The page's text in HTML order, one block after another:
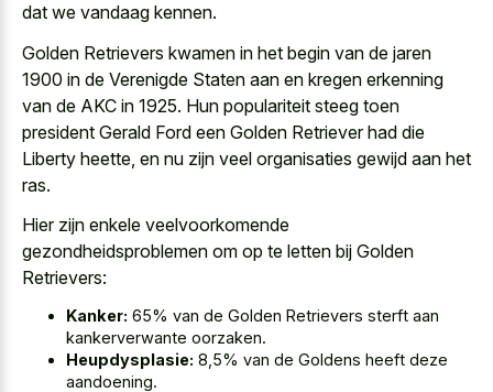
dat we vandaag kennen.
Golden Retrievers kwamen in het begin van de jaren
1900 in de Verenigde Staten aan en kregen erkenning
van de AKC in 1925. Hun populariteit steeg toen
president Gerald Ford een Golden Retriever had die
Liberty heette, en nu zijn veel organisaties gewijd aan het
ras.
Hier zijn enkele veelvoorkomende
gezondheidsproblemen om op te letten bij Golden
Retrievers:
Kanker: 65% van de Golden Retrievers sterft aan
kankerverwante oorzaken.
Heupdysplasie: 8,5% van de Goldens heeft deze
aandoening.